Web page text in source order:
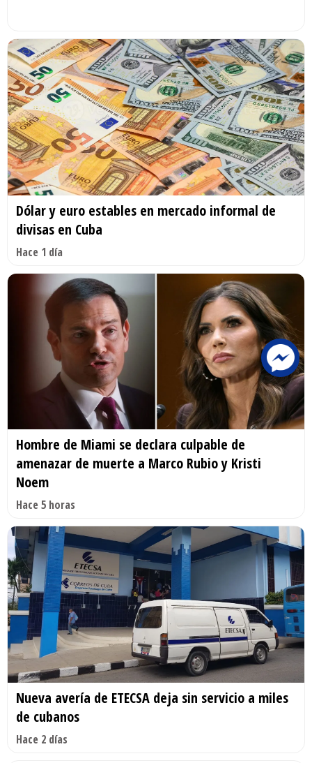
Dólar y euro estables en mercado informal de
divisas en Cuba
Hace 1 día
Hombre de Miami se declara culpable de
amenazar de muerte a Marco Rubio y Kristi
Noem
Hace 5 horas
Nueva avería de ETECSA deja sin servicio a miles
de cubanos
Hace 2 días